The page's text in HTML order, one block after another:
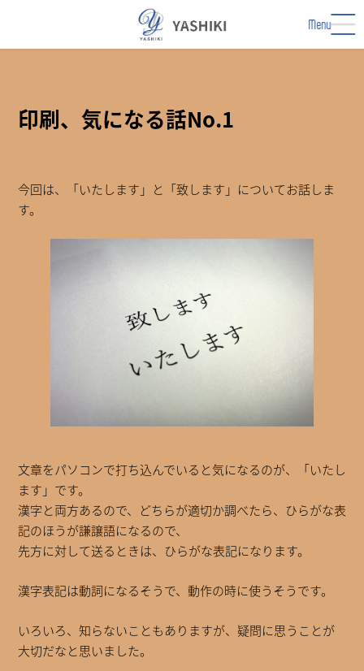
Menu
印刷、気になる話No.1
今回は、「いたします」と「致します」についてお話しま
す。
文章をパソコンで打ち込んでいると気になるのが、「いたし
ます」です。
漢字と両方あるので、どちらが適切か調べたら、ひらがな表
記のほうが謙譲語になるので、
先方に対して送るときは、ひらがな表記になります。
漢字表記は動詞になるそうで、動作の時に使うそうです。
いろいろ、知らないこともありますが、疑問に思うことが
大切だなと思いました。